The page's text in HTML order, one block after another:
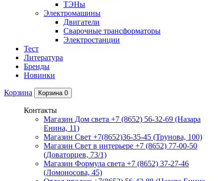
ТЭНы
Электромашины
Двигатели
Сварочные трансформаторы
Электростанции
Тест
Литература
Бренды
Новинки
Корзина Корзина 0
Контакты
Магазин Дом света +7 (8652) 56-32-69 (Назара
Енина, 11)
Магазин Свет +7(8652)36-35-45 (Трунова, 100)
Магазин Свет в интерьере +7 (8652) 77-00-50
(Доваторцев, 73/1)
Магазин Формула света +7 (8652) 37-27-46
(Ломоносова, 45)